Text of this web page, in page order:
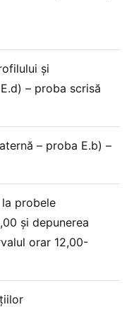
și
– proba scrisă
– proba E.b) –
probele
și depunerea
orar 12,00-